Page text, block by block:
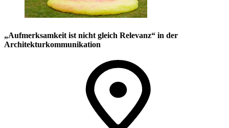
„Aufmerksamkeit ist nicht gleich Relevanz“ in der
Architekturkommunikation